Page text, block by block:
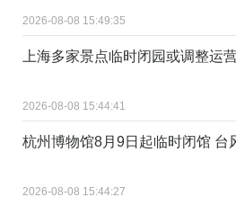
2026-08-08 15:49:35
上海多家景点临时闭园或调整运
2026-08-08 15:44:41
杭州博物馆8月9日起临时闭馆 台
2026-08-08 15:44:27